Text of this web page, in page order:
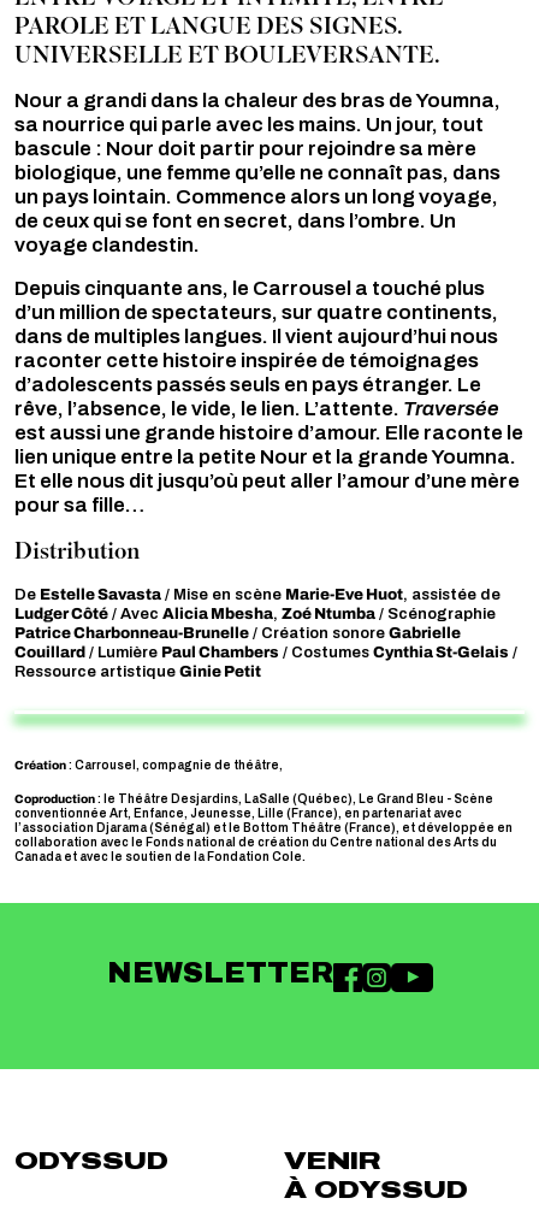
PAROLE ET LANGUE DES SIGNES.
UNIVERSELLE ET BOULEVERSANTE.
Nour a grandi dans la chaleur des bras de Youmna,
sa nourrice qui parle avec les mains. Un jour, tout
bascule : Nour doit partir pour rejoindre sa mère
biologique, une femme qu’elle ne connaît pas, dans
un pays lointain. Commence alors un long voyage,
de ceux qui se font en secret, dans l’ombre. Un
voyage clandestin.
Depuis cinquante ans, le Carrousel a touché plus
d’un million de spectateurs, sur quatre continents,
dans de multiples langues. Il vient aujourd’hui nous
raconter cette histoire inspirée de témoignages
d’adolescents passés seuls en pays étranger. Le
rêve, l’absence, le vide, le lien. L’attente. Traversée
est aussi une grande histoire d’amour. Elle raconte le
lien unique entre la petite Nour et la grande Youmna.
Et elle nous dit jusqu’où peut aller l’amour d’une mère
pour sa fille…
Distribution
De Estelle Savasta / Mise en scène Marie-Eve Huot, assistée de
Ludger Côté / Avec Alicia Mbesha, Zoé Ntumba / Scénographie
Patrice Charbonneau-Brunelle / Création sonore Gabrielle
Couillard / Lumière Paul Chambers / Costumes Cynthia St-Gelais /
Ressource artistique Ginie Petit
Création: Carrousel, compagnie de théâtre,
Coproduction:
le Théâtre Desjardins, LaSalle (Québec), Le Grand Bleu - Scène
conventionnée Art, Enfance, Jeunesse, Lille (France), en partenariat avec
l’association Djarama (Sénégal) et le Bottom Théâtre (France), et développée en
collaboration avec le Fonds national de création du Centre national des Arts du
Canada et avec le soutien de la Fondation Cole.
NEWSLETTER
ODYSSUD
VENIR
À ODYSSUD